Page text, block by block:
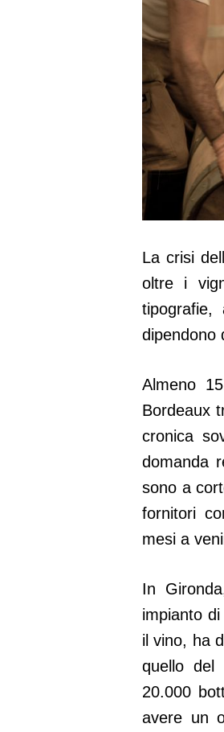
La crisi
oltre i
dipendono
Almeno
Bordeaux
cronica
domanda
sono a
fornitori
mesi a
In
impianto
il vino, ha
quello del
20.000
avere un